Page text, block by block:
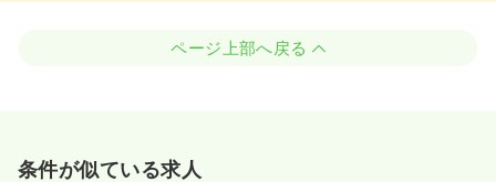
ページ上部へ戻る
条件が似ている求人